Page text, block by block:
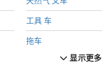
工具 车
拖车
显示更多